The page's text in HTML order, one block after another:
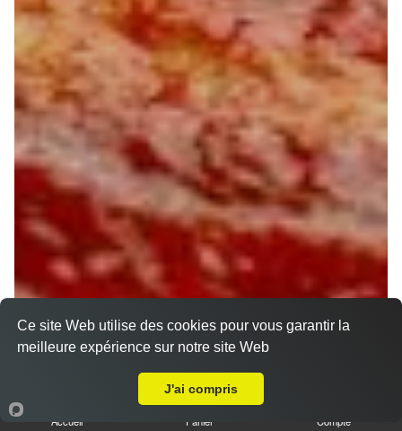
Accueil Panier Compte
Ce site Web utilise des cookies pour vous garantir la
meilleure expérience sur notre site Web
J'ai compris